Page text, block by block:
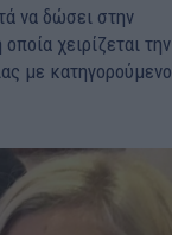
να δώσει στην
χειρίζεται την
με κατηγορούμενο